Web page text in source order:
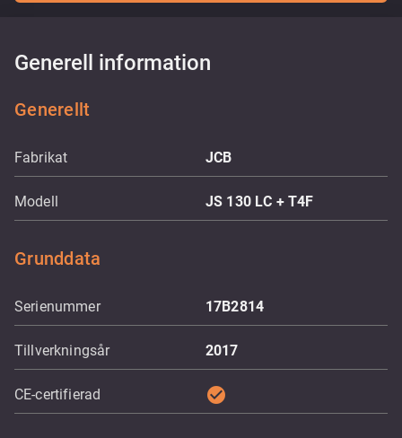
Generell information
Generellt
Fabrikat JCB
Modell JS 130 LC + T4F
Grunddata
Serienummer 17B2814
Tillverkningsår 2017
CE-certifierad check_circle